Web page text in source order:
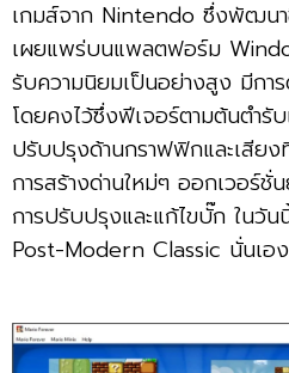
เกมส์จาก Nintendo ซึ่งพัฒน
เผยแพร่บนแพลตฟอร์ม
รับความนิยมเป็นอย่างสูง มีการ
โดยคงไว้ซึ่งฟีเจอร์ตามต้นตำรั
ปรับปรุงด้านกราฟฟิกและเสีย
การสร้างด่านใหม่ๆ ออกเวอร์
การปรับปรุงและแก้ไขบั๊ก ในวั
Post-Modern Classic นั่นเอง